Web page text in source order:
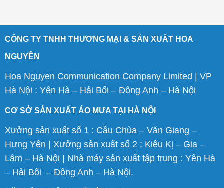
CÔNG TY TNHH THƯƠNG MẠI & SẢN XUẤT HOA
NGUYÊN
Hoa Nguyen Communication Company Limited | VP
Hà Nội : Yên Hà – Hải Bối – Đông Anh – Hà Nội
CƠ SỞ SẢN XUẤT ÁO MƯA TẠI HÀ NỘI
Xưởng sản xuất số 1 : Cầu Chùa – Văn Giang –
Hưng Yên | Xưởng sản xuất số 2 : Kiêu Kị – Gia –
Lâm – Hà Nội | Nhà máy sản xuất tập trung : Yên Hà
– Hải Bối – Đông Anh – Hà Nội.